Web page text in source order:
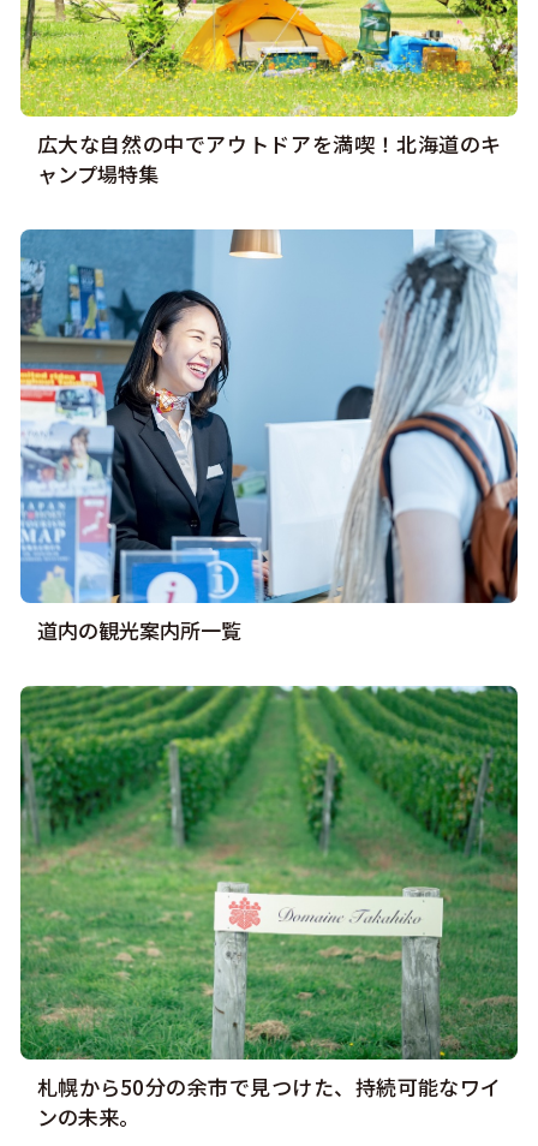
広大な自然の中でアウトドアを満喫！北海道のキ
ャンプ場特集
道内の観光案内所一覧
札幌から50分の余市で見つけた、持続可能なワイ
ンの未来。